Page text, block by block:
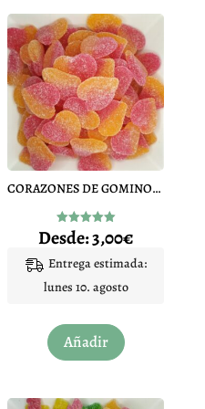
CORAZONES DE GOMINOLA MELOCOTON
Valorado
con
de 5
Desde:3,00€
Entrega estimada:
lunes 10. agosto
Añadir
producto